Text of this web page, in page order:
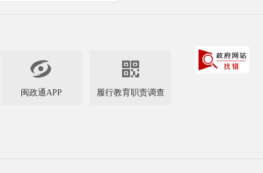

闽政通APP

履行教育职责调查